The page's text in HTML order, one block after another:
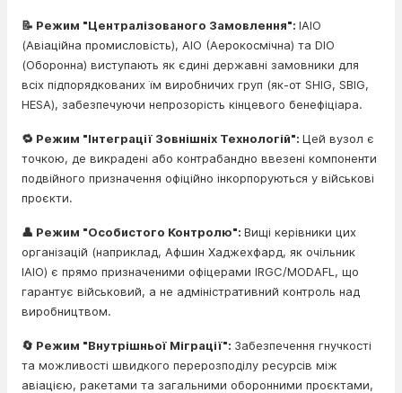
📝 Режим "Централізованого Замовлення": IAIO
(Авіаційна промисловість), AIO (Аерокосмічна) та DIO
(Оборонна) виступають як єдині державні замовники для
всіх підпорядкованих їм виробничих груп (як-от SHIG, SBIG,
HESA), забезпечуючи непрозорість кінцевого бенефіціара.
🔁 Режим "Інтеграції Зовнішніх Технологій": Цей вузол є
точкою, де викрадені або контрабандно ввезені компоненти
подвійного призначення офіційно інкорпоруються у військові
проєкти.
👤 Режим "Особистого Контролю": Вищі керівники цих
організацій (наприклад, Афшин Хаджехфард, як очільник
IAIO) є прямо призначеними офіцерами IRGC/MODAFL, що
гарантує військовий, а не адміністративний контроль над
виробництвом.
🔄 Режим "Внутрішньої Міграції": Забезпечення гнучкості
та можливості швидкого перерозподілу ресурсів між
авіацією, ракетами та загальними оборонними проєктами,